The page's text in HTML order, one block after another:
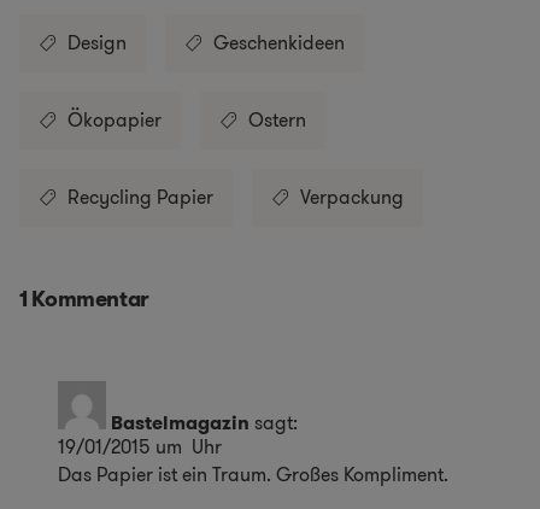
Design Geschenkideen
Ökopapier Ostern
Recycling Papier Verpackung
1 Kommentar
Bastelmagazin sagt:
19/01/2015 um Uhr
Das Papier ist ein Traum. Großes Kompliment.